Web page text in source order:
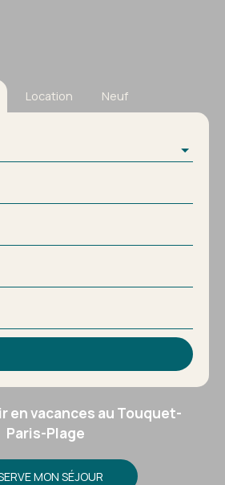
Location Neuf
en vacances au Touquet-
Paris-Plage
MON SÉJOUR